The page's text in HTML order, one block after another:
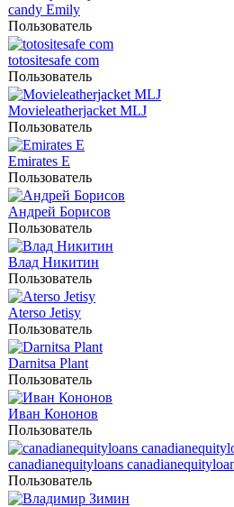
candy Emily
Пользователь
totositesafe com
Пользователь
Movieleatherjacket MLJ
Пользователь
Emirates E
Пользователь
Андрей Борисов
Пользователь
Влад Никитин
Пользователь
Aterso Jetisy
Пользователь
Darnitsa Plant
Пользователь
Иван Кононов
Пользователь
canadianequityloans
Пользователь